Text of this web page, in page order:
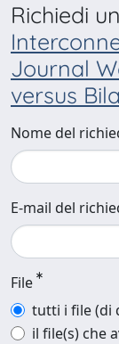
Richiedi
Journal
versus
Nome del
E-mail del
File
tutti i file (di
il file(s) che